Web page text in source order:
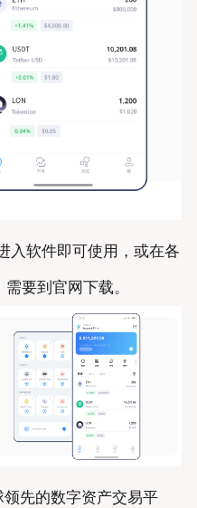
入软件即可使用，或在各
要到官网下载。
先的数字资产交易平